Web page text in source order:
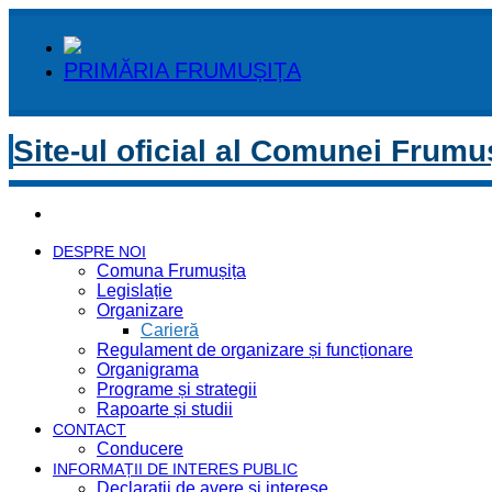
PRIMĂRIA FRUMUȘIȚA
Site-ul oficial al Comunei
DESPRE NOI
Comuna Frumușița
Legislație
Organizare
Carieră
Regulament de organizare și funcționare
Organigrama
Programe și strategii
Rapoarte și studii
CONTACT
Conducere
INFORMAȚII DE INTERES PUBLIC
Declaratii de avere si interese